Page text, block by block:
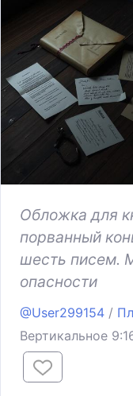
Обложка для
порванный
шесть писем.
опасности
@User299154 /
Вертикальное